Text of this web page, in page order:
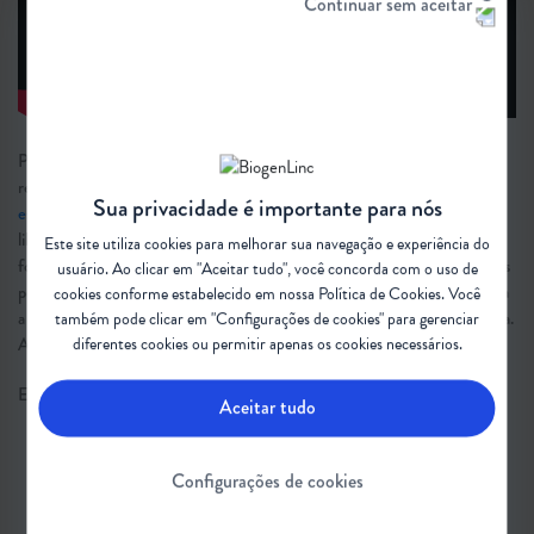
Sua privacidade é importante para nós
Este site utiliza cookies para melhorar sua navegação e experiência do
usuário. Ao clicar em "Aceitar tudo", você concorda com o uso de
cookies conforme estabelecido em nossa Política de Cookies. Você
também pode clicar em "Configurações de cookies" para gerenciar
diferentes cookies ou permitir apenas os cookies necessários.
Aceitar tudo
Configurações de cookies
Por meio desse relato, é possível compreender que, por mais que exista
receio e resistência em assumir a necessidade de ajuda e
específicos , o acompanhamento pode ser visto como uma fonte de
liberdade e autonomia para alcançar a máxima potencialidade e viver de
forma digna. Também é uma maneira de compreender a realidade dessas
pessoas e, consequentemente, acolher e respeitar de forma mais efetiva
a comunidade de AME, especialmente os jovens e adultos com a doença.
Acompanhe o nosso site e não perca nenhum episódio do AMECast.
Em dúvida sobre algum termo desta matéria?
#AtrofiaMuscularEspinhal #AME